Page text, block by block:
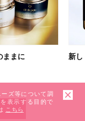
ままに 新
ズ等について調
表示する目的で
こちら